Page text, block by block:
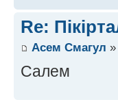
Re:
Асем Смагул
Салем